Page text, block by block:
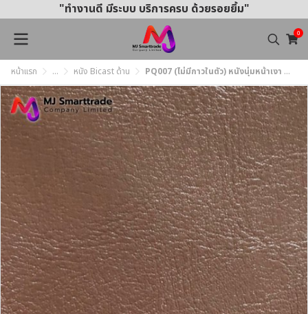
"ทำงานดี มีระบบ บริการครบ ด้วยรอยยิ้ม"
0
หน้าแรก ... หนัง Bicast ด้าน PQ007 (ไม่มีกาวในตัว) หนังนุ่มหน้าเงา หน้ากว้าง 145±3 ซม.